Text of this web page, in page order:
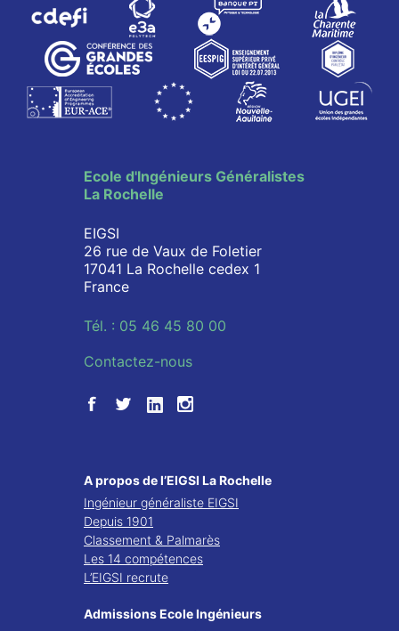
Ecole d'Ingénieurs Généralistes
La Rochelle
EIGSI
26 rue de Vaux de Foletier
17041 La Rochelle cedex 1
France
Tél. : 05 46 45 80 00
Contactez-nous
A propos de l’EIGSI La Rochelle
Ingénieur généraliste EIGSI
Depuis 1901
Classement & Palmarès
Les 14 compétences
L’EIGSI recrute
Admissions Ecole Ingénieurs